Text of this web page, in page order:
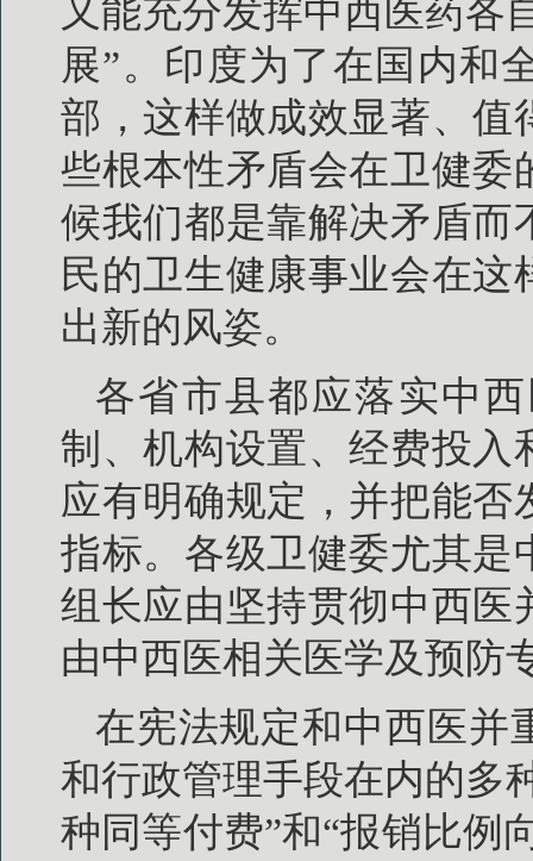
又能充分发挥中西医药各
展”。印度为了在国内和
部，这样做成效显著、值
些根本性矛盾会在卫健委
候我们都是靠解决矛盾而
民的卫生健康事业会在
出新的风姿。
各省市县都应落实中
制、机构设置、经费投入
应有明确规定，并把能
指标。各级卫健委尤其是
组长应由坚持贯彻中西医
由中西医相关医学及预防
在宪法规定和中西医并
和行政管理手段在内的多
种同等付费”和“报销比例